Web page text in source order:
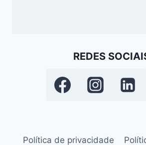
REDES
Política de privacidade